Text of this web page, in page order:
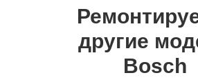
другие
Bosch